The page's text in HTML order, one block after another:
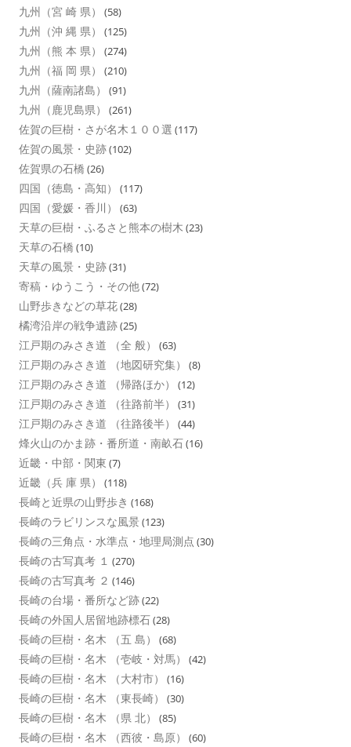
九州（宮 崎 県） (58)
九州（沖 縄 県） (125)
九州（熊 本 県） (274)
九州（福 岡 県） (210)
九州（薩南諸島） (91)
九州（鹿児島県） (261)
佐賀の巨樹・さが名木１００選 (117)
佐賀の風景・史跡(102)
佐賀県の石橋 (26)
四国（徳島・高知） (117)
四国（愛媛・香川） (63)
天草の巨樹・ふるさと熊本の樹木 (23)
天草の石橋 (10)
天草の風景・史跡(31)
寄稿・ゆうこう・その他(72)
山野歩きなどの草花(28)
橘湾沿岸の戦争遺跡(25)
江戸期のみさき道 （全 般） (63)
江戸期のみさき道 （地図研究集） (8)
江戸期のみさき道 （帰路ほか） (12)
江戸期のみさき道 （往路前半） (31)
江戸期のみさき道 （往路後半） (44)
烽火山のかま跡・番所道・南畝石(16)
近畿・中部・関東 (7)
近畿（兵 庫 県） (118)
長崎と近県の山野歩き (168)
長崎のラビリンスな風景 (123)
長崎の三角点・水準点・地理局測点 (30)
長崎の古写真考 １ (270)
長崎の古写真考 ２ (146)
長崎の台場・番所など跡(22)
長崎の外国人居留地跡標石(28)
長崎の巨樹・名木 （五 島） (68)
長崎の巨樹・名木 （壱岐・対馬） (42)
長崎の巨樹・名木 （大村市） (16)
長崎の巨樹・名木 （東長崎） (30)
長崎の巨樹・名木 （県 北） (85)
長崎の巨樹・名木 （西彼・島原） (60)